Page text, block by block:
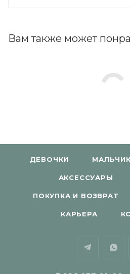
Вам также может
ДЕВОЧКИ
АКСЕССУАРЫ
ПОКУПКА И ВОЗВРАТ
КАРЬЕРА